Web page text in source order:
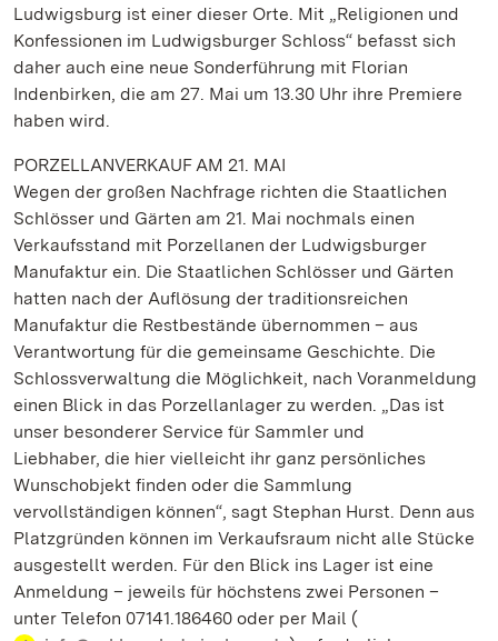
Ludwigsburg ist einer dieser Orte. Mit „Religionen und
Konfessionen im Ludwigsburger Schloss“ befasst sich
daher auch eine neue Sonderführung mit Florian
Indenbirken, die am 27. Mai um 13.30 Uhr ihre Premiere
haben wird.
PORZELLANVERKAUF AM 21. MAI
Wegen der großen Nachfrage richten die Staatlichen
Schlösser und Gärten am 21. Mai nochmals einen
Verkaufsstand mit Porzellanen der Ludwigsburger
Manufaktur ein. Die Staatlichen Schlösser und Gärten
hatten nach der Auflösung der traditionsreichen
Manufaktur die Restbestände übernommen – aus
Verantwortung für die gemeinsame Geschichte. Die
Schlossverwaltung die Möglichkeit, nach Voranmeldung
einen Blick in das Porzellanlager zu werden. „Das ist
unser besonderer Service für Sammler und
Liebhaber, die hier vielleicht ihr ganz persönliches
Wunschobjekt finden oder die Sammlung
vervollständigen können“, sagt Stephan Hurst. Denn aus
Platzgründen können im Verkaufsraum nicht alle Stücke
ausgestellt werden. Für den Blick ins Lager ist eine
Anmeldung – jeweils für höchstens zwei Personen –
unter Telefon 07141.186460 oder per Mail (